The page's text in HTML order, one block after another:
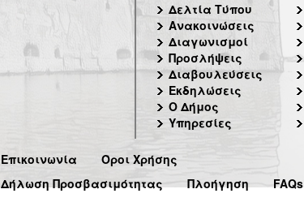
Δελτία Τύπου
Ανακοινώσεις
Διαγωνισμοί
Προσλήψεις
Διαβουλεύσεις
Εκδηλώσεις
Ο Δήμος
Υπηρεσίες
Επικοινωνία
Όροι Χρήσης
Δήλωση Προσβασιμότητας
Πλοήγηση FAQs